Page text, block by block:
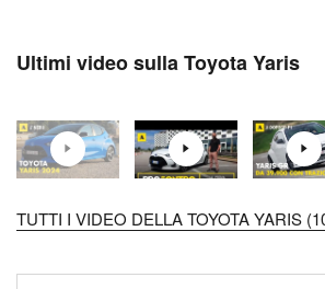
Ultimi video sulla Toyota Yaris
TUTTI I VIDEO DELLA TOYOTA YARIS